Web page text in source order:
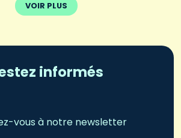
VOIR PLUS
informés
vous à notre newsletter